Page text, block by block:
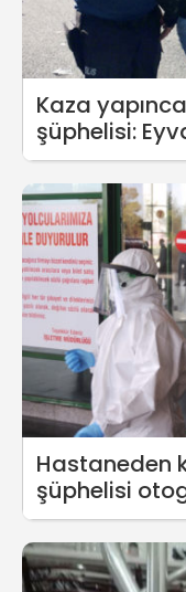
Kaza
şüphelisi:
Hastaneden
şüphelisi